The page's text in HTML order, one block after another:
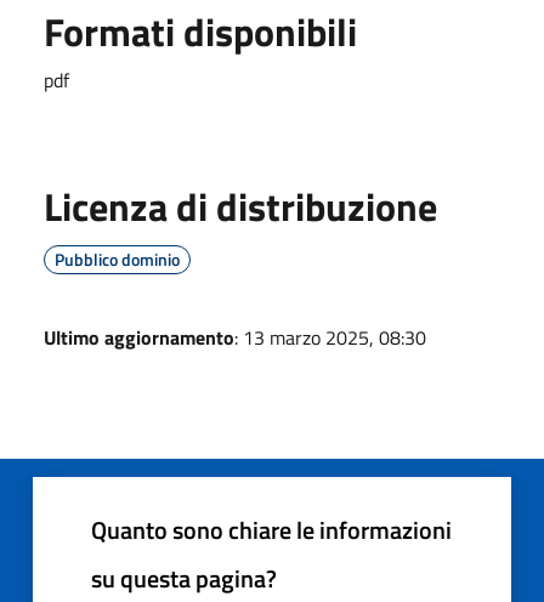
Formati disponibili
pdf
Licenza di distribuzione
Pubblico dominio
Ultimo aggiornamento: 13 marzo 2025, 08:30
Quanto sono chiare le informazioni
su questa pagina?